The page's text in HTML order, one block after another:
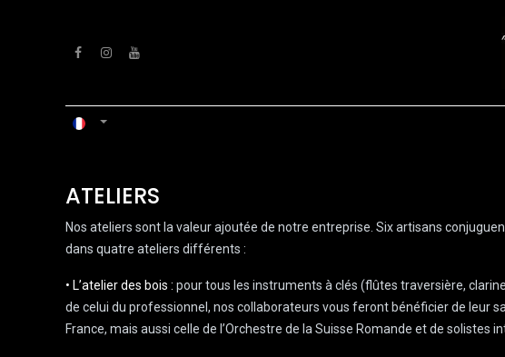
ATELIERS
Nos ateliers sont la valeur ajoutée de notre entreprise. Six artisans
dans quatre ateliers différents :
• L’atelier des bois : pour tous les instruments à clés (flûtes traversière,
de celui du professionnel, nos collaborateurs vous feront bénéficier de leur
France, mais aussi celle de l’Orchestre de la Suisse Romande et de solistes